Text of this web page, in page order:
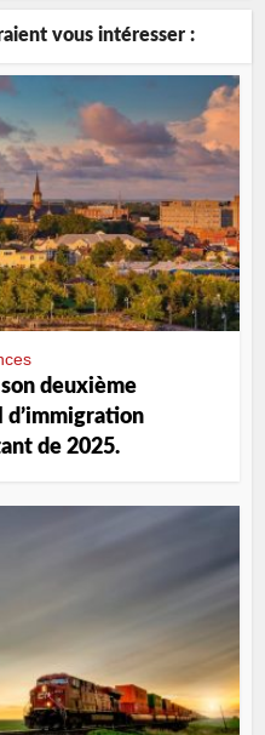
vous intéresser :
son deuxième
de 2025.